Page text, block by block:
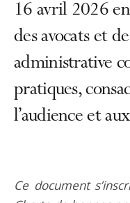
16 avril 2026
des avocats et
administrative
pratiques,
l’audience et
Ce document